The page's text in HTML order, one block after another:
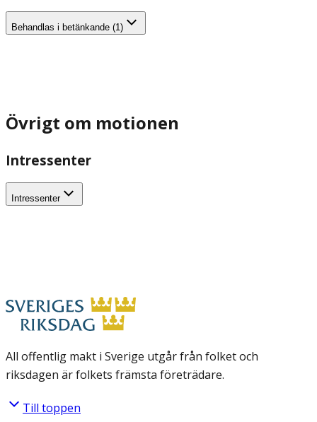
Behandlas i betänkande (1)
Övrigt om motionen
Intressenter
Intressenter
All offentlig makt i Sverige utgår från folket och
riksdagen är folkets främsta företrädare.
Till toppen